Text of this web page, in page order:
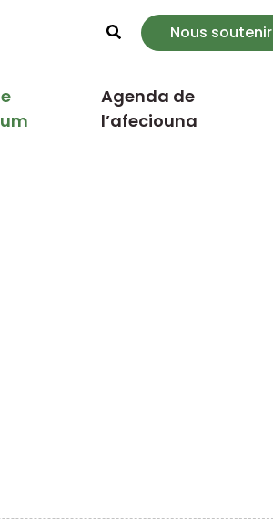
Rechercher
Nous soutenir
Agenda de
l’afeciouna